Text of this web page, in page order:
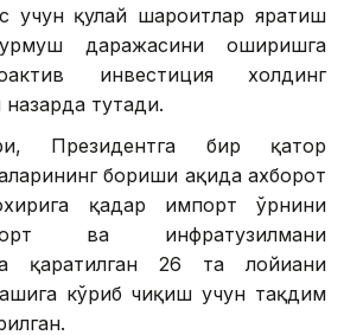
учун қулай шароитлар яратиш
даражасини оширишга
инвестиция холдинг
тутади.
Президентга бир қатор
бориши ҳақида ахборот
қадар импорт ўрнини
ва инфратузилмани
қаратилган 26 та лойиҳани
кўриб чиқиш учун тақдим